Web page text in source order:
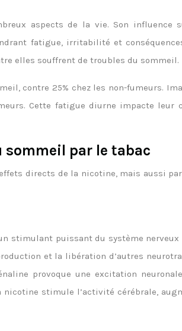
aspects de la vie. Son influence
fatigue, irritabilité et
elles souffrent de troubles du sommeil.
contre 25% chez les non-fumeurs.
Cette fatigue diurne impacte leur
par le tabac
directs de la nicotine, mais aussi
stimulant puissant du système
et la libération d’autres
provoque une excitation
stimule l’activité cérébrale,